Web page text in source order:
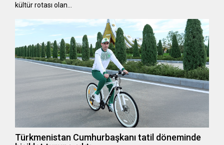
kültür rotası olan…
Türkmenistan Cumhurbaşkanı tatil döneminde